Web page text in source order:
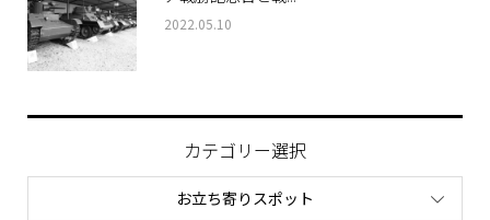
2022.05.10
カテゴリー選択
お立ち寄りスポット